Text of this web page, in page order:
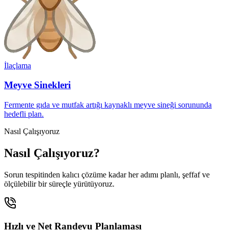
İlaçlama
Meyve Sinekleri
Fermente gıda ve mutfak artığı kaynaklı meyve sineği sorununda
hedefli plan.
Nasıl Çalışıyoruz
Nasıl Çalışıyoruz?
Sorun tespitinden kalıcı çözüme kadar her adımı planlı, şeffaf ve
ölçülebilir bir süreçle yürütüyoruz.
Hızlı ve Net Randevu Planlaması